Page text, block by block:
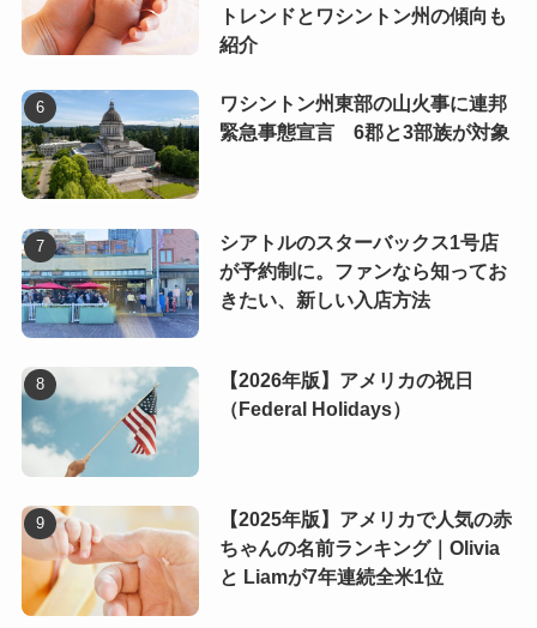
トレンドとワシントン州の傾向も
紹介
ワシントン州東部の山火事に連邦
緊急事態宣言 6郡と3部族が対象
シアトルのスターバックス1号店
が予約制に。ファンなら知ってお
きたい、新しい入店方法
【2026年版】アメリカの祝日
（Federal Holidays）
【2025年版】アメリカで人気の赤
ちゃんの名前ランキング｜Olivia
と Liamが7年連続全米1位